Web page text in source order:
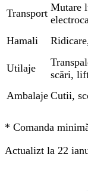
Transport Mutare
Hamali
Utilaje
scări,
Ambalaje Cutii,
* Comanda
Actualizt la 22